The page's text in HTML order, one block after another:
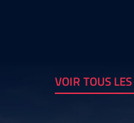
VOIR TOUS